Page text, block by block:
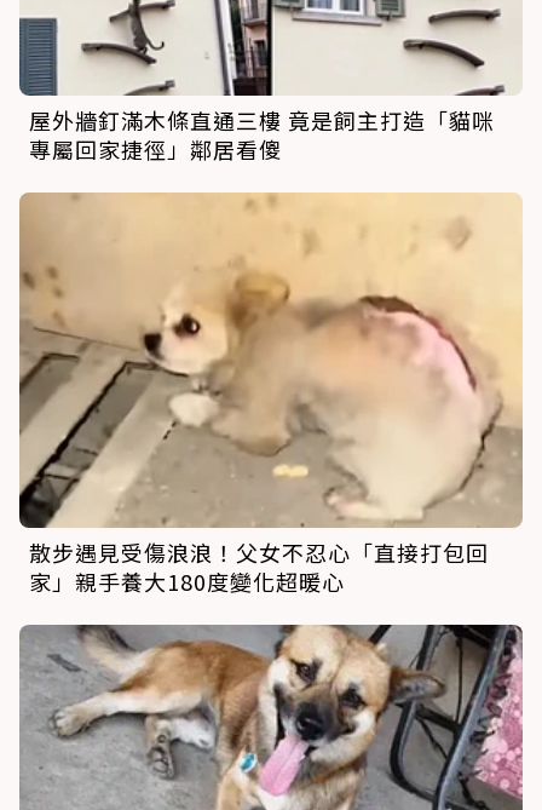
屋外牆釘滿木條直通三樓 竟是飼主打造「貓咪
專屬回家捷徑」鄰居看傻
散步遇見受傷浪浪！父女不忍心「直接打包回
家」親手養大180度變化超暖心